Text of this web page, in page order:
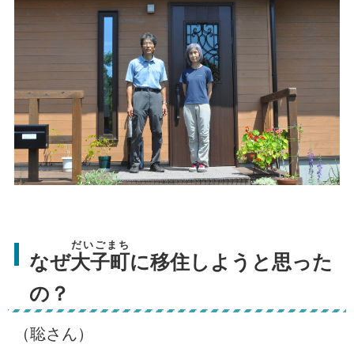
なぜ大子町
だいごまち
に移住しようと思った
の？
（聡さん）